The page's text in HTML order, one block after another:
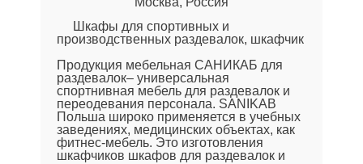
Шкафы для спортивных и
производственных раздевалок, шкафчик
Продукция мебельная САНИКАБ для
раздевалок– универсальная
спортнивная мебель для раздевалок и
переодевания персонала. SANIKAB
Польша широко применяется в учебных
заведениях, медицинских объектах, как
фитнес-мебель. Это изготовления
шкафчиков шкафов для раздевалок и